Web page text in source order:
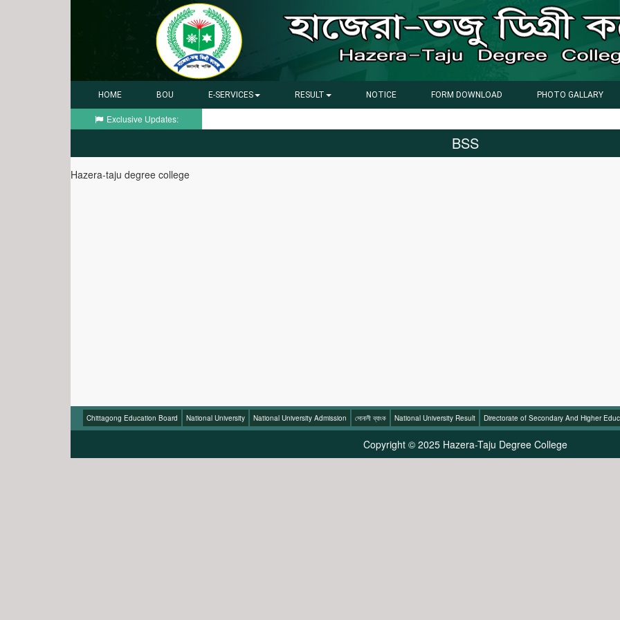
navigationHOME BOU E-SERVICES RESULT NOTICE FORM DOWNLOAD PHOTO GALLARY
Exclusive Updates:
BSS
Hazera-taju degree college
Chittagong Education Board National University National University Admission সোনালী ব্যাংক National University Result Directorate of Secondary And Higher
Copyright © 2025 Hazera-Taju Degree College